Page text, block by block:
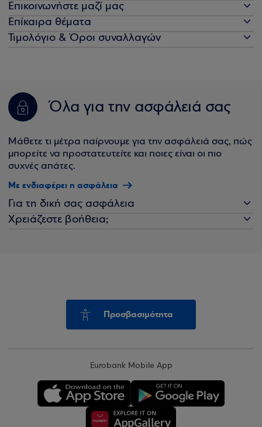
Επικοινωνήστε μαζί μας
Επίκαιρα θέματα
Τιμολόγιο & Όροι συναλλαγών
Όλα για την ασφάλειά σας
Μάθετε τι μέτρα παίρνουμε για την ασφάλειά σας, πώς
μπορείτε να προστατευτείτε και ποιες είναι οι πιο
συχνές απάτες.
Με ενδιαφέρει η ασφάλεια
Για τη δική σας ασφάλεια
Χρειάζεστε βοήθεια;
Προσβασιμότητα
Eurobank Mobile App